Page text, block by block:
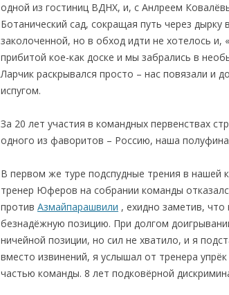
одной из гостиниц ВДНХ, и, с Анлреем
Ботанический сад, сокращая путь через
заколоченной, но в обход идти не хотелось и,
прибитой кое-как доске и мы забрались в
Ларчик раскрывался просто – нас повязали и
испугом.
За 20 лет участия в командных первенствах
одного из фаворитов – Россию, наша
В первом же туре подспудные трения в нашей
тренер Юферов на собрании команды
против Азмайпарашвили , ехидно заметив,
безнадёжную позицию. При долгом
ничейной позиции, но сил не хватило, и я
вместо извинений, я услышал от тренера
частью команды. 8 лет подковёрной